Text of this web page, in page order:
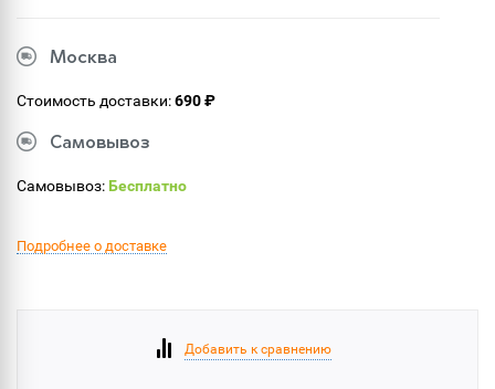
Москва
Стоимость доставки:690 ₽
Самовывоз
Самовывоз:Бесплатно
Подробнее о доставке
Добавить к сравнению